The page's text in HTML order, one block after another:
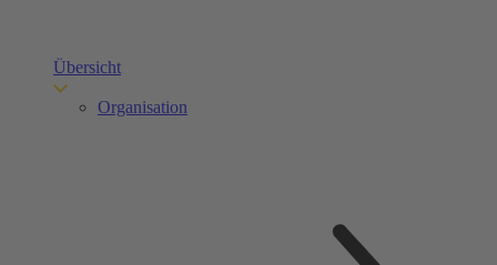
Übersicht
Organisation